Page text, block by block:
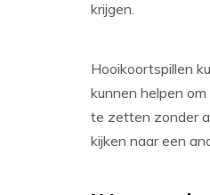
krijgen.
Hooikoortspillen
kunnen helpen
te zetten zonder
kijken naar een